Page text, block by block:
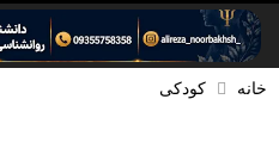
خانه کودکی